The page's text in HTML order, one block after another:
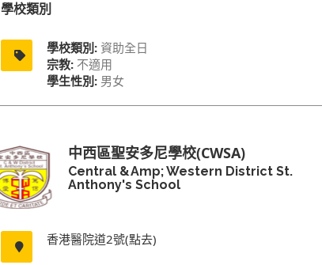
學校類別
學校類別: 資助全日
宗教: 不適用
學生性別: 男女
中西區聖安多尼學校(CWSA)
Central &amp; Western District St.
Anthony's School
香港醫院道2號(點去)